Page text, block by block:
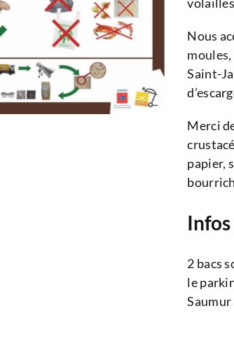
Nous
moules,
Saint-
Merci
papier,
2 bacs
le
Saumur